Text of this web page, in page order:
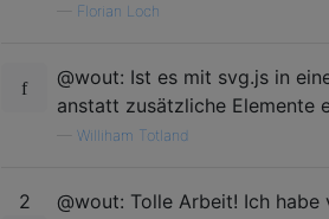
Florian Loch
@wout: Ist es mit svg.js in
anstatt zusätzliche Elemente
Williham Totland
2
@wout: Tolle Arbeit! Ich